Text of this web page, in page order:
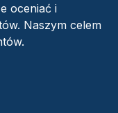
oceniać i
Naszym celem